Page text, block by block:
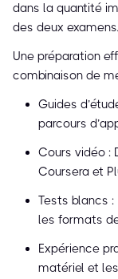
dans la quantité
des deux examens.
Une préparation
combinaison de
Guides
parcours
Cours vidéo :
Coursera et
Tests blancs
les formats
Expérience
matériel et